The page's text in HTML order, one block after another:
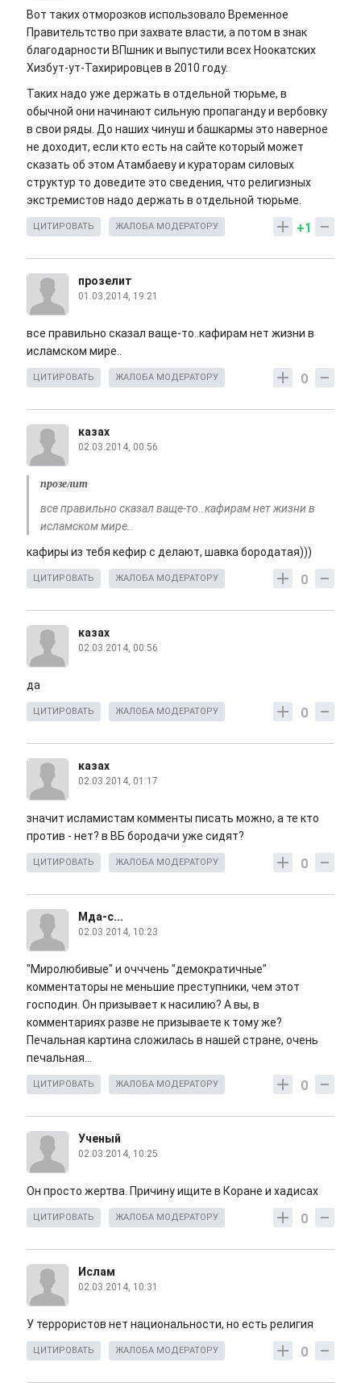
Вот таких отморозков использовало Временное
Правительтство при захвате власти, а потом в знак
благодарности ВПшник и выпустили всех Ноокатских
Хизбут-ут-Тахирировцев в 2010 году.
Таких надо уже держать в отдельной тюрьме, в
обычной они начинают сильную пропаганду и вербовку
в свои ряды. До наших чинуш и башкармы это наверное
не доходит, если кто есть на сайте который может
сказать об этом Атамбаеву и кураторам силовых
структур то доведите это сведения, что религизных
экстремистов надо держать в отдельной тюрьме.
+1
ЦИТИРОВАТЬ ЖАЛОБА МОДЕРАТОРУ
прозелит
01.03.2014, 19:21
все правильно сказал ваще-то..кафирам нет жизни в
исламском мире..
0
ЦИТИРОВАТЬ ЖАЛОБА МОДЕРАТОРУ
казах
02.03.2014, 00:56
прозелит
все правильно сказал ваще-то..кафирам нет жизни в
исламском мире..
кафиры из тебя кефир с делают, шавка бородатая)))
0
ЦИТИРОВАТЬ ЖАЛОБА МОДЕРАТОРУ
казах
02.03.2014, 00:56
да
0
ЦИТИРОВАТЬ ЖАЛОБА МОДЕРАТОРУ
казах
02.03.2014, 01:17
значит исламистам комменты писать можно, а те кто
против - нет? в ВБ бородачи уже сидят?
0
ЦИТИРОВАТЬ ЖАЛОБА МОДЕРАТОРУ
Мда-с...
02.03.2014, 10:23
"Миролюбивые" и очччень "демократичные"
комментаторы не меньшие преступники, чем этот
господин. Он призывает к насилию? А вы, в
комментариях разве не призываете к тому же?
Печальная картина сложилась в нашей стране, очень
печальная...
0
ЦИТИРОВАТЬ ЖАЛОБА МОДЕРАТОРУ
Ученый
02.03.2014, 10:25
Он просто жертва. Причину ищите в Коране и хадисах
0
ЦИТИРОВАТЬ ЖАЛОБА МОДЕРАТОРУ
Ислам
02.03.2014, 10:31
У террористов нет национальности, но есть религия
0
ЦИТИРОВАТЬ ЖАЛОБА МОДЕРАТОРУ